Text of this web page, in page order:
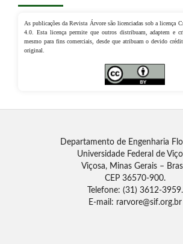
As publicações da Revista Árvore são licenciadas sob a licença
4.0. Esta licença permite que outros distribuam, adaptem e
mesmo para fins comerciais, desde que atribuam o devido
original.
Departamento de Engenharia
Universidade Federal de
Viçosa, Minas Gerais –
CEP 36570-900.
Telefone: (31) 3612-3959.
E-mail: rarvore@sif.org.br